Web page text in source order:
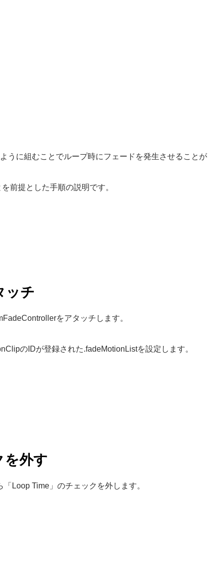
うに組むことでループ時にフェードを発生させることが
前提とした手順の説明です。
ッチ
をアタッチします。
のIDが登録された.fadeMotionListを設定します。
外す
Loop Time」のチェックを外します。